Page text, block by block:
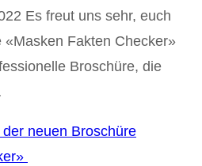
Es freut uns sehr, euch
Fakten Checker»
Broschüre, die
neuen Broschüre